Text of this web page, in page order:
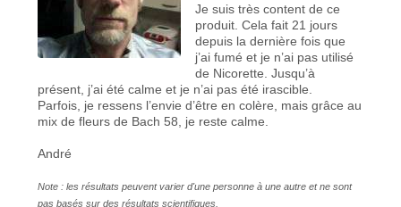
Je suis très content de ce
produit. Cela fait 21 jours
depuis la dernière fois que
j’ai fumé et je n’ai pas utilisé
de Nicorette. Jusqu’à
présent, j’ai été calme et je n’ai pas été irascible.
Parfois, je ressens l’envie d’être en colère, mais grâce au
mix de fleurs de Bach 58, je reste calme.
André
Note : les résultats peuvent varier d'une personne à une autre et ne sont
pas basés sur des résultats scientifiques.